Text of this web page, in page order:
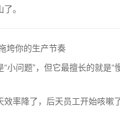
。
垮你的生产节奏
小问题”，但它最擅长的就是“
效率降了，后天员工开始咳嗽